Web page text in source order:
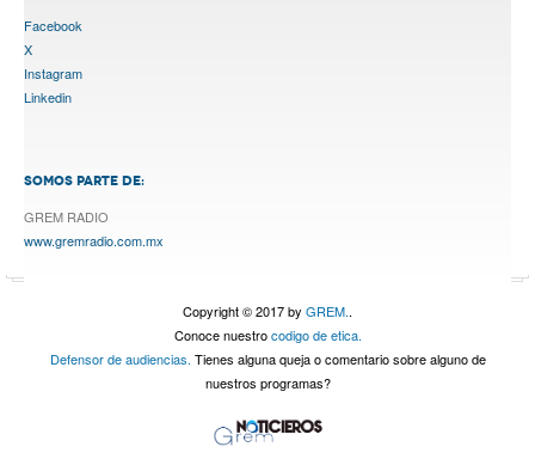
Facebook
X
Instagram
Linkedin
SOMOS PARTE DE:
GREM RADIO
www.gremradio.com.mx
Copyright © 2017 by GREM..
Conoce nuestrocodigo de etica.
Defensor de audiencias. Tienes alguna queja o comentario sobre alguno de
nuestros programas?